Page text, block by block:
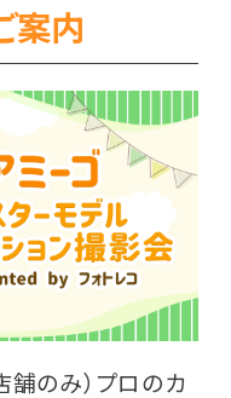
案内
のみ）プロのカ